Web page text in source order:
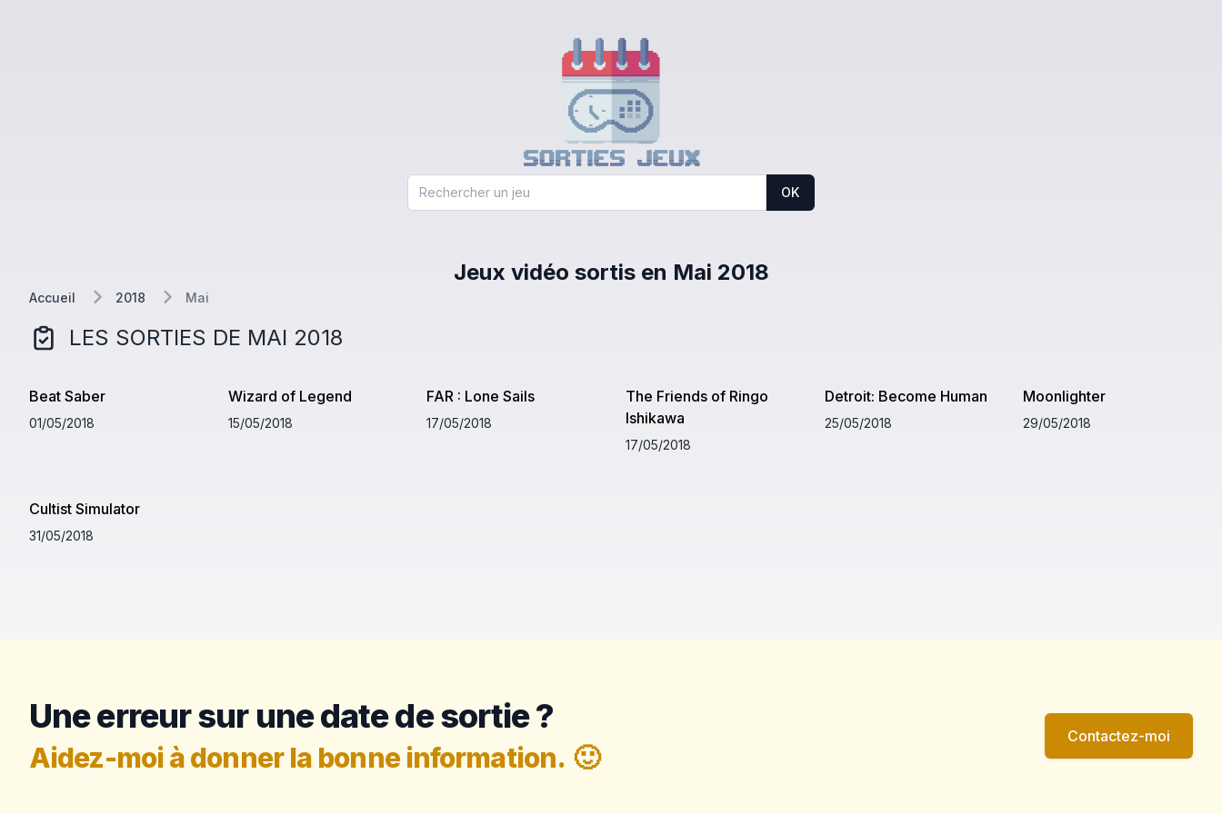
OK
Jeux vidéo sortis en Mai 2018
Accueil 2018 Mai
LES SORTIES DE MAI 2018
Beat Saber
01/05/2018
Wizard of Legend
15/05/2018
FAR : Lone Sails
17/05/2018
The Friends of Ringo
Ishikawa
17/05/2018
Detroit: Become Human
25/05/2018
Moonlighter
29/05/2018
Cultist Simulator
31/05/2018
Une erreur sur une date de sortie ?
Aidez-moi à donner la bonne information. 🙂
Contactez-moi